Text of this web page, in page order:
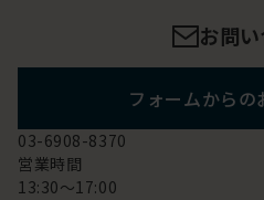
お問
フォームからの
03-6908-8370
営業時間
13:30～17:00